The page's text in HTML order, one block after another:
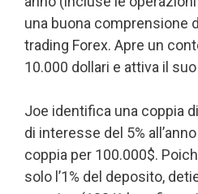
una buona comprensione
trading Forex. Apre un
10.000 dollari e attiva il
Joe identifica una coppia
di interesse del 5%
coppia per 100.000$.
solo l’1% del deposito,